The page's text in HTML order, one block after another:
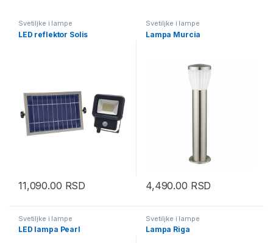
Svetiljke i lampe
LED reflektor Solis
11,090.00 RSD
Svetiljke i lampe
Lampa Murcia
4,490.00 RSD
Svetiljke i lampe
LED lampa Pearl
Svetiljke i lampe
Lampa Riga